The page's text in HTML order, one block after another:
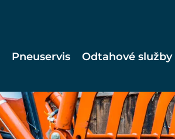
Pneuservis Odtahové služby